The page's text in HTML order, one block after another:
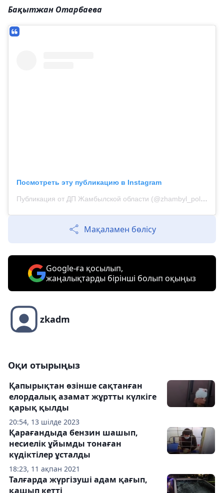
Бақытжан Отарбаева
Посмотреть эту публикацию в Instagram
Публикация от ДП Жамбылской области (@zhambyl_police)
Мақаламен бөлісу
Google-ға қосылып,
жаңалықтарды бірінші болып оқыңыз
zkadm
Оқи отырыңыз
20:54, 13 шілде 2023
Қапырықтан өзінше сақтанған
елордалық азамат жұртты күлкіге
қарық қылды
18:23, 11 ақпан 2021
Қарағандыда бензин шашып,
несиелік ұйымды тонаған
күдіктілер ұсталды
Талғарда жүргізуші адам қағып,
қашып кетті